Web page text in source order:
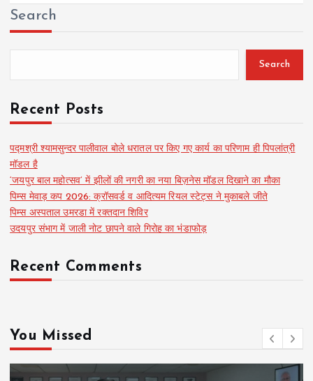
Search
Search
Recent Posts
पद्मश्री श्यामसुन्दर पालीवाल बोले धरातल पर किए गए कार्य का परिणाम ही पिपलांत्री
मॉडल है
‘जयपुर बाल महोत्सव’ में झीलों की नगरी का नया बिज़नेस मॉडल दिखाने का मौका
पिम्स मेवाड़ कप 2026: क्रॉसवर्ड व आदित्यम रियल स्टेट्स ने मुकाबले जीते
पिम्स अस्पताल उमरडा में रक्तदान शिविर
उदयपुर संभाग में जाली नोट छापने वाले गिरोह का भंडाफोड़
Recent Comments
You Missed